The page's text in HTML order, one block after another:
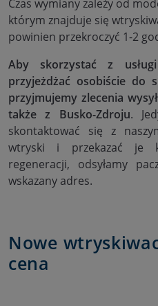
Czas wymiany zależy od
którym znajduje się
powinien przekroczyć 1-2
Aby skorzystać z
przyjeżdżać osobiście do
przyjmujemy zlecenia
także z Busko-Zdroju.
skontaktować się z
wtryski i przekazać je
regeneracji, odsyłamy
wskazany adres.
Nowe
cena